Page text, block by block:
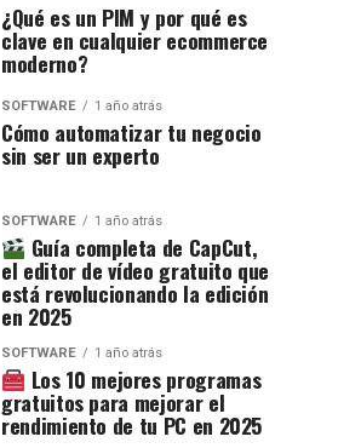
¿Qué es un PIM y por qué es
clave en cualquier ecommerce
moderno?
SOFTWARE 1 año atrás
Cómo automatizar tu negocio
sin ser un experto
SOFTWARE 1 año atrás
Guía completa de CapCut,
el editor de vídeo gratuito que
está revolucionando la edición
en 2025
SOFTWARE 1 año atrás
Los 10 mejores programas
gratuitos para mejorar el
rendimiento de tu PC en 2025